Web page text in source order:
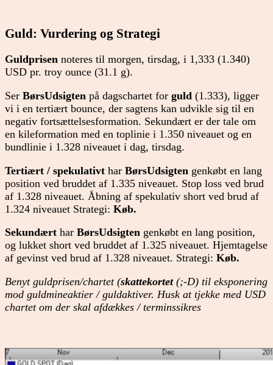
Guld: Vurdering og Strategi
Guldprisen noteres til morgen, tirsdag, i 1,333 (1.340)
USD pr. troy ounce (31.1 g).
Ser BørsUdsigten på dagschartet for guld (1.333), ligger
vi i en tertiært bounce, der sagtens kan udvikle sig til en
negativ fortsættelsesformation. Sekundært er der tale om
en kileformation med en toplinie i 1.350 niveauet og en
bundlinie i 1.328 niveauet i dag, tirsdag.
Tertiært / spekulativt har BørsUdsigten genkøbt en lang
position ved bruddet af 1.335 niveauet. Stop loss ved brud
af 1.328 niveauet. Åbning af spekulativ short ved brud af
1.324 niveauet Strategi: Køb.
Sekundært har BørsUdsigten genkøbt en lang position,
og lukket short ved bruddet af 1.325 niveauet. Hjemtagelse
af gevinst ved brud af 1.328 niveauet. Strategi: Køb.
Benyt guldprisen/chartet (skattekortet(;-D) til eksponering
mod guldmineaktier / guldaktiver. Husk at tjekke med USD
chartet om der skal afdækkes / terminssikres